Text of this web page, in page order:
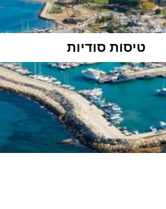
טיסות סודיות